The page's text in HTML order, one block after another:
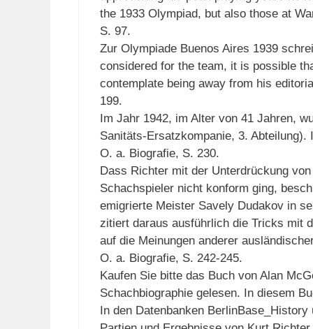
the 1933 Olympiad, but also those at
S. 97.
Zur Olympiade Buenos Aires 1939
considered for the team, it is possible
contemplate being away from his
199.
Im Jahr 1942, im Alter von 41 Jahren,
Sanitäts-Ersatzkompanie, 3.
O. a. Biografie, S. 230.
Dass Richter mit der Unterdrückung
Schachspieler nicht konform ging,
emigrierte Meister Savely Dudakov in
zitiert daraus ausführlich die Tricks mit
auf die Meinungen anderer
O. a. Biografie, S. 242-245.
Kaufen Sie bitte das Buch von Alan
Schachbiographie gelesen. In diesem
In den Datenbanken